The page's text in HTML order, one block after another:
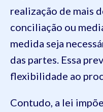
realização de mais
conciliação ou
medida seja
das partes. Essa
flexibilidade ao
Contudo, a lei